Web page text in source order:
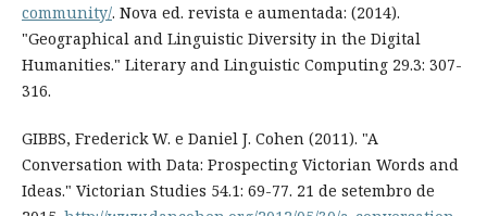
community/. Nova ed. revista e aumentada: (2014).
"Geographical and Linguistic Diversity in the Digital
Humanities." Literary and Linguistic Computing 29.3: 307-
316.
GIBBS, Frederick W. e Daniel J. Cohen (2011). "A
Conversation with Data: Prospecting Victorian Words and
Ideas." Victorian Studies 54.1: 69-77. 21 de setembro de